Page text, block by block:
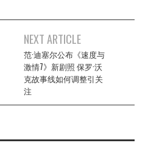
NEXT ARTICLE
范·迪塞尔公布《速度与
激情7》新剧照 保罗·沃
克故事线如何调整引关
注